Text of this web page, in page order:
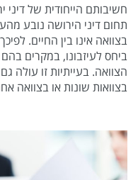
חשיבותם הייחודית של דיני
תחום דיני הירושה נובע
בצוואה אינו בין החיים.
ביחס לעיזבונו, במקרים
הצוואה. בעייתיות זו עולה
בצוואות שונות או